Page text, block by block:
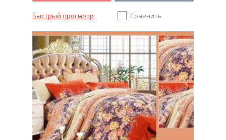
Быстрый просмотр Сравнить